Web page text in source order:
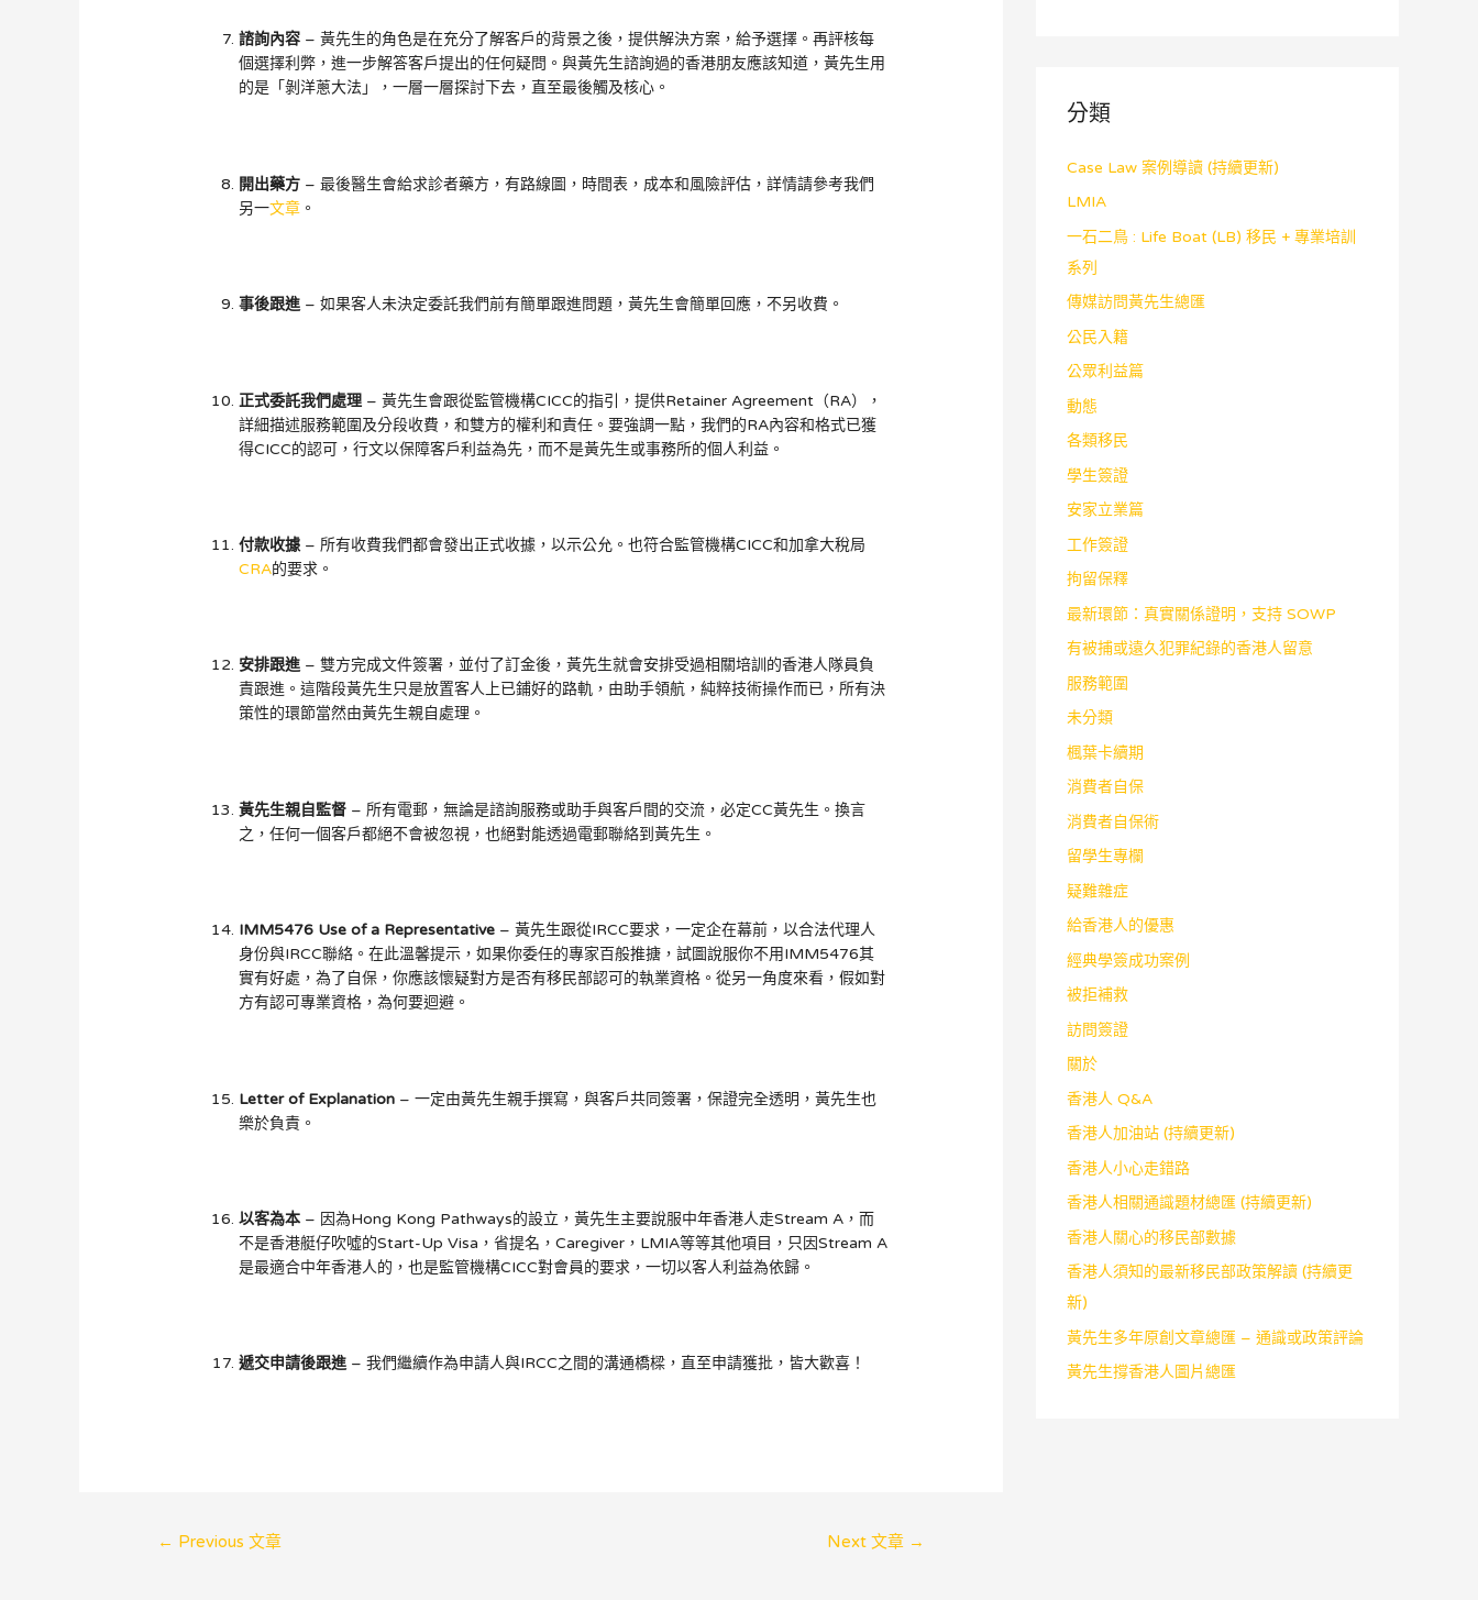
諮詢內容 – 黃先生的角色是在充分了解客戶的背景之後，提供解決方案，給予選擇。再評核每
個選擇利弊，進一步解答客戶提出的任何疑問。與黃先生諮詢過的香港朋友應該知道，黃先生用
的是「剝洋蔥大法」，一層一層探討下去，直至最後觸及核心。
開出藥方 – 最後醫生會給求診者藥方，有路線圖，時間表，成本和風險評估，詳情請參考我們
另一文章 。
事後跟進 – 如果客人未決定委託我們前有簡單跟進問題，黃先生會簡單回應，不另收費。
正式委託我們處理 – 黃先生會跟從監管機構CICC的指引，提供Retainer Agreement（RA），
詳細描述服務範圍及分段收費，和雙方的權利和責任。要強調一點，我們的RA內容和格式已獲
得CICC的認可，行文以保障客戶利益為先，而不是黃先生或事務所的個人利益。
付款收據 – 所有收費我們都會發出正式收據，以示公允。也符合監管機構CICC和加拿大稅局
CRA的要求。
安排跟進– 雙方完成文件簽署，並付了訂金後，黃先生就會安排受過相關培訓的香港人隊員負
責跟進。這階段黃先生只是放置客人上已鋪好的路軌，由助手領航，純粹技術操作而已，所有決
策性的環節當然由黃先生親自處理。
黃先生親自監督 – 所有電郵，無論是諮詢服務或助手與客戶間的交流，必定CC黃先生。換言
之，任何一個客戶都絕不會被忽視，也絕對能透過電郵聯絡到黃先生。
IMM5476 Use of a Representative – 黃先生跟從IRCC要求，一定企在幕前，以合法代理人
身份與IRCC聯絡。在此溫馨提示，如果你委任的專家百般推搪，試圖說服你不用IMM5476其
實有好處，為了自保，你應該懷疑對方是否有移民部認可的執業資格。從另一角度來看，假如對
方有認可專業資格，為何要迴避。
Letter of Explanation – 一定由黃先生親手撰寫，與客戶共同簽署，保證完全透明，黃先生也
樂於負責。
以客為本 – 因為Hong Kong Pathways的設立，黃先生主要說服中年香港人走Stream A，而
不是香港艇仔吹噓的Start-Up Visa，省提名，Caregiver，LMIA等等其他項目，只因Stream A
是最適合中年香港人的，也是監管機構CICC對會員的要求，一切以客人利益為依歸。
遞交申請後跟進 – 我們繼續作為申請人與IRCC之間的溝通橋樑，直至申請獲批，皆大歡喜！
← Previous 文章 Next 文章 →
分類
Case Law 案例導讀 (持續更新)
LMIA
一石二鳥 : Life Boat (LB) 移民 + 專業培訓
系列
傳媒訪問黃先生總匯
公民入籍
公眾利益篇
動態
各類移民
學生簽證
安家立業篇
工作簽證
拘留保釋
最新環節：真實關係證明，支持 SOWP
有被捕或遠久犯罪紀錄的香港人留意
服務範圍
未分類
楓葉卡續期
消費者自保
消費者自保術
留學生專欄
疑難雜症
給香港人的優惠
經典學簽成功案例
被拒補救
訪問簽證
關於
香港人 Q&A
香港人加油站 (持續更新)
香港人小心走錯路
香港人相關通識題材總匯 (持續更新)
香港人關心的移民部數據
香港人須知的最新移民部政策解讀 (持續更
新)
黃先生多年原創文章總匯 – 通識或政策評論
黃先生撐香港人圖片總匯